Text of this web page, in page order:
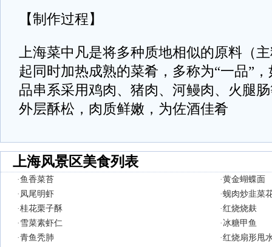
【制作过程】
上海菜中凡是将多种质地相似的原料（
起同时加热成熟的菜肴，多称为“一品”
品串系采用鸡肉、猪肉、河鳗肉、火腿
外层酥松，肉质鲜嫩，为佐酒佳肴
上海风景区美食列表
·鱼香菜苔 ·黄金蝴蝶面
· 凤尾明虾 ·蚬肉炒韭菜
·桂花栗子酥 ·红烧烧麸
· 雪菜素虾仁 ·冰糖甲鱼
·青鱼秃肺 ·红烧扇形甩